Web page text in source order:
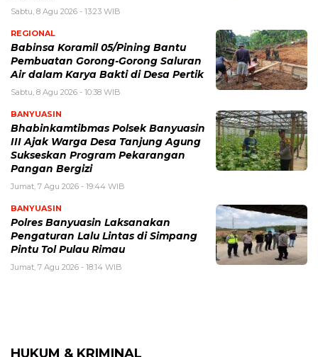
Sabtu, 8 Agu 2026 - 13:23 WIB
REGIONAL
Babinsa Koramil 05/Pining Bantu
Pembuatan Gorong-Gorong Saluran
Air dalam Karya Bakti di Desa Pertik
Sabtu, 8 Agu 2026 - 10:38 WIB
BANYUASIN
Bhabinkamtibmas Polsek Banyuasin
III Ajak Warga Desa Tanjung Agung
Sukseskan Program Pekarangan
Pangan Bergizi
Jumat, 7 Agu 2026 - 19:44 WIB
BANYUASIN
Polres Banyuasin Laksanakan
Pengaturan Lalu Lintas di Simpang
Pintu Tol Pulau Rimau
Jumat, 7 Agu 2026 - 18:14 WIB
HUKUM & KRIMINAL